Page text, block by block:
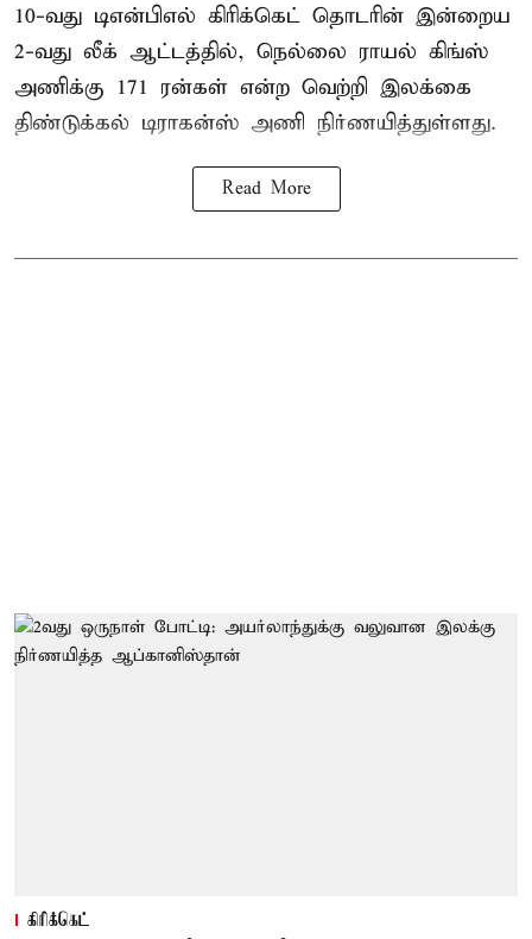
10-வது டிஎன்பிஎல் கிரிக்கெட் தொடரின் இன்றைய
2-வது லீக் ஆட்டத்தில், நெல்லை ராயல் கிங்ஸ்
அணிக்கு 171 ரன்கள் என்ற வெற்றி இலக்கை
திண்டுக்கல் டிராகன்ஸ் அணி நிர்ணயித்துள்ளது.
Read More
கிரிக்கெட்